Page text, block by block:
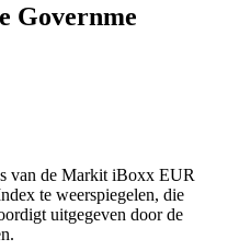
Governme
van de Markit iBoxx EUR
te weerspiegelen, die
uitgegeven door de